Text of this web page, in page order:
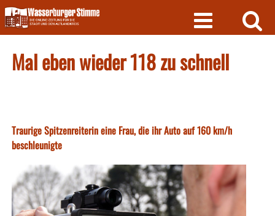
Skip
to
content
Mal eben wieder 118 zu schnell
Traurige Spitzenreiterin eine Frau, die ihr Auto auf 160 km/h
beschleunigte